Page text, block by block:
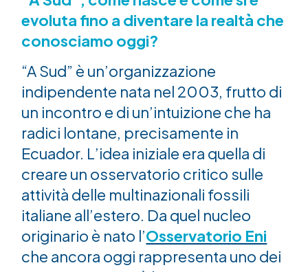
evoluta fino a diventare la realtà che
conosciamo oggi?
“A Sud” è un’organizzazione
indipendente nata nel 2003, frutto di
un incontro e di un’intuizione che ha
radici lontane, precisamente in
Ecuador. L’idea iniziale era quella di
creare un osservatorio critico sulle
attività delle multinazionali fossili
italiane all’estero. Da quel nucleo
originario è nato l’Osservatorio Eni
che ancora oggi rappresenta uno dei